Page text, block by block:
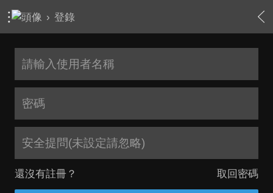
› 登錄
安全提問(未設定請忽略)
還沒有註冊？ 取回密碼